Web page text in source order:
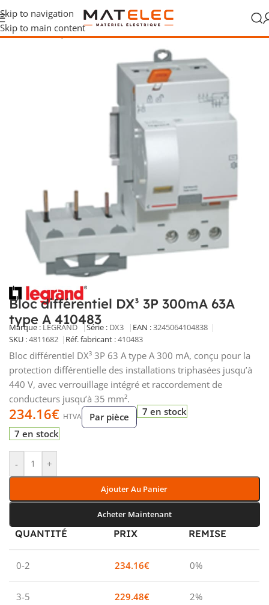
Skip to navigation
Skip to main content
électrique/Protections différentielles/Blocs différentiels
Bloc différentiel DX³ 3P 300mA 63A
type A 410483
Marque :LEGRAND Série : DX3 EAN :3245064104838
SKU :4811682 Réf. fabricant :410483
Bloc différentiel DX³ 3P 63 A type A 300 mA, conçu pour la
protection différentielle des installations triphasées jusqu’à
440 V, avec verrouillage intégré et raccordement de
conducteurs jusqu’à 35 mm².
234.16€ HTVA Par pièce
7 en stock
7 en stock
- +
Ajouter Au Panier
Acheter Maintenant
QUANTITÉ PRIX REMISE
0-2 234.16€ 0%
3-5 229.48€ 2%